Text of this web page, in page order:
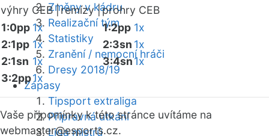
Změny v kádru
Realizační tým
Statistiky
Zranění / nemocní hráči
Dresy 2018/19
Zápasy
Tipsport extraliga
Přípravná utkání
Liga mistrů
výhry CEB |remízy |prohry CEB
1:0pp 1x
2:1pp 1x
2:1sn 1x
3:2pp1x
1:2pp 1x
2:3sn 1x
3:4sn1x
Vaše připomínky k této stránce uvítáme na
webmaster@esports.cz.